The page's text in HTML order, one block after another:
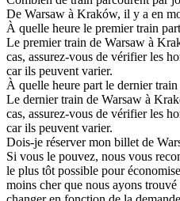
De Warsaw à Kraków, il y a en
À quelle heure le premier train
Le premier train de Warsaw à
cas, assurez-vous de vérifier les
car ils peuvent varier.
À quelle heure part le dernier
Le dernier train de Warsaw à
cas, assurez-vous de vérifier les
car ils peuvent varier.
Dois-je réserver mon billet de
Si vous le pouvez, nous vous
le plus tôt possible pour
moins cher que nous ayons